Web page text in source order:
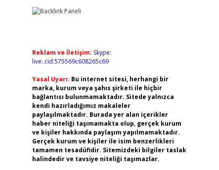
Reklam ve İletişim: Skype:
live:.cid.575569c608265c69
Yasal Uyarı: Bu internet sitesi, herhangi bir
marka, kurum veya şahıs şirketi ile hiçbir
bağlantısı bulunmamaktadır. Sitede yalnızca
kendi hazırladığımız makaleler
paylaşılmaktadır. Burada yer alan içerikler
haber niteliği taşımamakta olup, gerçek kurum
ve kişiler hakkında paylaşım yapılmamaktadır.
Gerçek kurum ve kişiler ile isim benzerlikleri
tamamen tesadüfidir. Sitemizdeki bilgiler taslak
halindedir ve tavsiye niteliği taşımazlar.